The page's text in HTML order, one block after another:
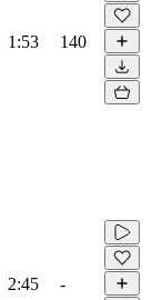
1:53 140
2:45 -